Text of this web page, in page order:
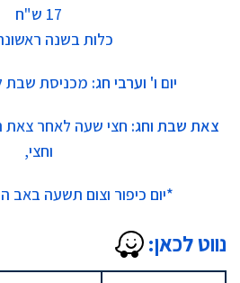
17 ש"ח
כלות בשנה
יום ו' וערבי חג: מכניסת שבת
צאת שבת וחג: חצי שעה לאחר
וחצי,
*יום כיפור וצום תשעה באב
נווט לכאן: